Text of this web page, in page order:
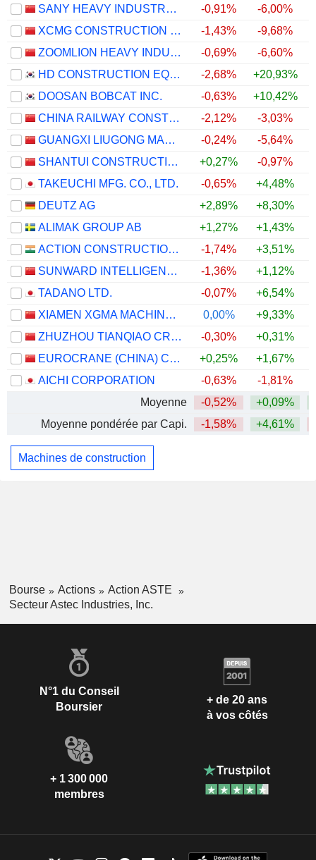
SANY HEAVY INDUSTRY CO.,LTD
-0,91% -6,00%
XCMG CONSTRUCTION MACHINERY CO., LTD.
-1,43% -9,68%
ZOOMLION HEAVY INDUSTRY SCIENCE AND TECHNOLOGY CO., LTD.
-0,69% -6,60%
HD CONSTRUCTION EQUIPMENT CO., LTD.
-2,68% +20,93%
DOOSAN BOBCAT INC.
-0,63% +10,42%
CHINA RAILWAY CONSTRUCTION HEAVY INDUSTRY CORPORATION LIMITED
-2,12% -3,03%
GUANGXI LIUGONG MACHINERY CO., LTD.
-0,24% -5,64%
SHANTUI CONSTRUCTION MACHINERY CO., LTD.
+0,27% -0,97%
TAKEUCHI MFG. CO., LTD.
-0,65% +4,48%
DEUTZ AG
+2,89% +8,30%
ALIMAK GROUP AB
+1,27% +1,43%
ACTION CONSTRUCTION EQUIPMENT LIMITED
-1,74% +3,51%
SUNWARD INTELLIGENT EQUIPMENT CO., LTD.
-1,36% +1,12%
TADANO LTD.
-0,07% +6,54%
XIAMEN XGMA MACHINERY COMPANY LIMITED
0,00% +9,33%
ZHUZHOU TIANQIAO CRANE CO., LTD.
-0,30% +0,31%
EUROCRANE (CHINA) CO., LTD.
+0,25% +1,67%
AICHI CORPORATION
-0,63% -1,81%
Moyenne
-0,52% +0,09%
Moyenne pondérée par Capi.
-1,58% +4,61%
Machines de construction
Bourse Actions
Action ASTE
Secteur Astec Industries, Inc.
N°1 du Conseil
Boursier
+ de 20 ans
à vos côtés
+ 1 300 000
membres